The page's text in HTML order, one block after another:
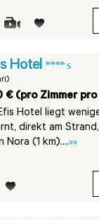
Hotel **** s
€ (pro Zimmer
Hotel liegt
direkt am
Nora (1 km)....»»